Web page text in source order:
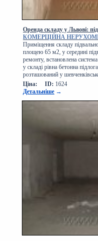
Оренда складу у Львові:
КОМЕРЦІЙНА
Приміщення складу
площею 65 м2, у середині
ремонту, встановлена
у складі рівна бетонна
розташований у
Ціна:
ID: 1624
Детальніше →